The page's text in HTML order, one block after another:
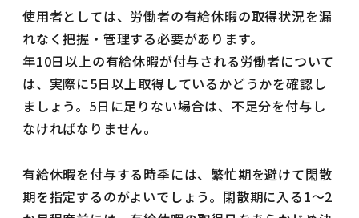
使用者としては、労働者の有給休暇の取得状況を漏
れなく把握・管理する必要があります。
年10日以上の有給休暇が付与される労働者について
は、実際に5日以上取得しているかどうかを確認し
ましょう。5日に足りない場合は、不足分を付与し
なければなりません。
有給休暇を付与する時季には、繁忙期を避けて閑散
期を指定するのがよいでしょう。閑散期に入る1～2